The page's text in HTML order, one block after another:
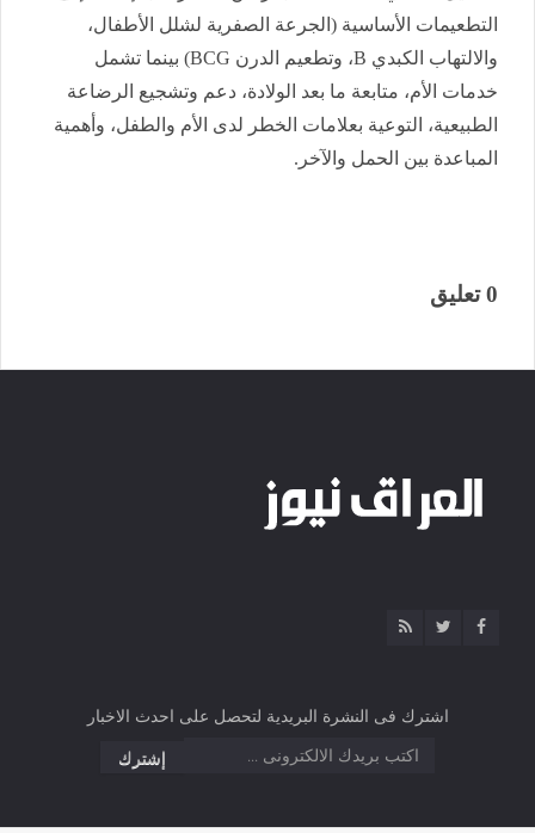
التطعيمات الأساسية (الجرعة الصفرية لشلل الأطفال،
والالتهاب الكبدي B، وتطعيم الدرن BCG) بينما تشمل
خدمات الأم، متابعة ما بعد الولادة، دعم وتشجيع الرضاعة
الطبيعية، التوعية بعلامات الخطر لدى الأم والطفل، وأهمية
المباعدة بين الحمل والآخر.
0 تعليق
اشترك فى النشرة البريدية لتحصل على احدث الاخبار